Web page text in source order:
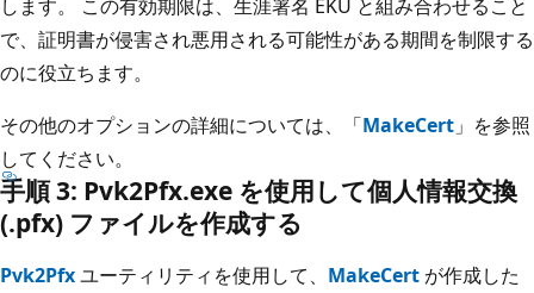
します。 この有効期限は、生涯署名 EKU と組み合わせること
で、証明書が侵害され悪用される可能性がある期間を制限する
のに役立ちます。
その他のオプションの詳細については、「MakeCert 」を参照
してください。
手順 3: Pvk2Pfx.exe を使用して個人情報交換
(.pfx) ファイルを作成する
Pvk2Pfxユーティリティを使用して、 MakeCert が作成した